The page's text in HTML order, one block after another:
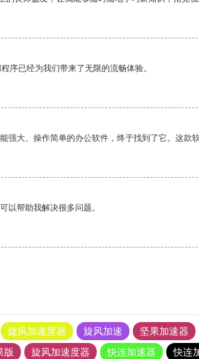
序已经为我们带来了无限的流畅体验。
强大、操作简单的办公软件，终于找到了它。这
以帮助我解决很多问题。
旋风加速度器 旋风加速
坚果加速器
版
旋风加速度器 快连加速器 快连